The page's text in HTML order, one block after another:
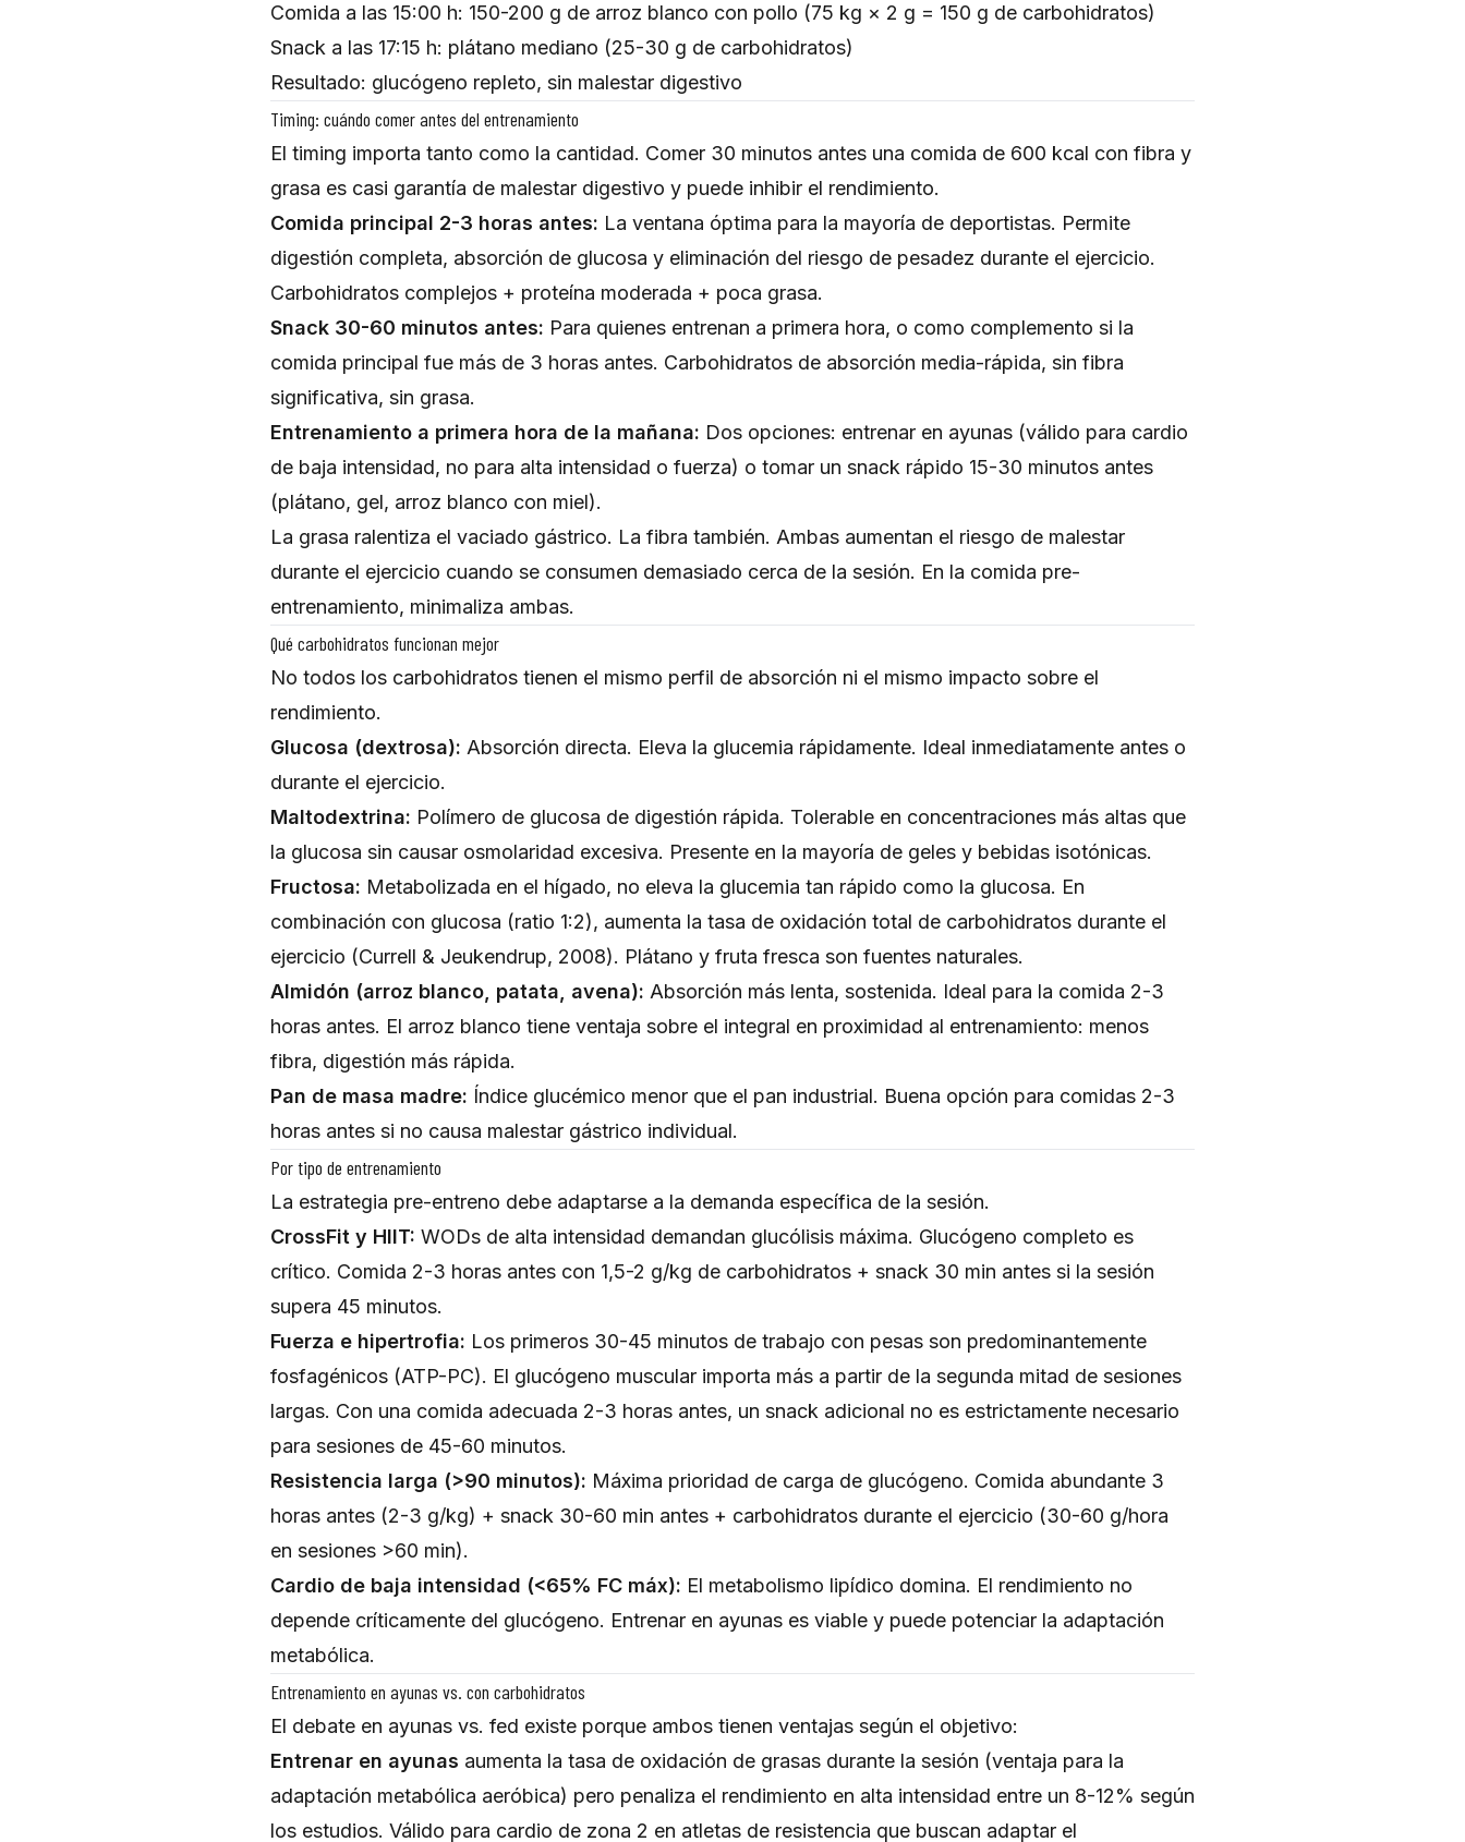
Comida a las 15:00 h: 150-200 g de arroz blanco con pollo (75 kg × 2 g = 150 g de carbohidratos)
Snack a las 17:15 h: plátano mediano (25-30 g de carbohidratos)
Resultado: glucógeno repleto, sin malestar digestivo
Timing: cuándo comer antes del entrenamiento
El timing importa tanto como la cantidad. Comer 30 minutos antes una comida de 600 kcal con fibra y
grasa es casi garantía de malestar digestivo y puede inhibir el rendimiento.
Comida principal 2-3 horas antes: La ventana óptima para la mayoría de deportistas. Permite
digestión completa, absorción de glucosa y eliminación del riesgo de pesadez durante el ejercicio.
Carbohidratos complejos + proteína moderada + poca grasa.
Snack 30-60 minutos antes: Para quienes entrenan a primera hora, o como complemento si la
comida principal fue más de 3 horas antes. Carbohidratos de absorción media-rápida, sin fibra
significativa, sin grasa.
Entrenamiento a primera hora de la mañana: Dos opciones: entrenar en ayunas (válido para cardio
de baja intensidad, no para alta intensidad o fuerza) o tomar un snack rápido 15-30 minutos antes
(plátano, gel, arroz blanco con miel).
La grasa ralentiza el vaciado gástrico. La fibra también. Ambas aumentan el riesgo de malestar
durante el ejercicio cuando se consumen demasiado cerca de la sesión. En la comida pre-
entrenamiento, minimaliza ambas.
Qué carbohidratos funcionan mejor
No todos los carbohidratos tienen el mismo perfil de absorción ni el mismo impacto sobre el
rendimiento.
Glucosa (dextrosa): Absorción directa. Eleva la glucemia rápidamente. Ideal inmediatamente antes o
durante el ejercicio.
Maltodextrina: Polímero de glucosa de digestión rápida. Tolerable en concentraciones más altas que
la glucosa sin causar osmolaridad excesiva. Presente en la mayoría de geles y bebidas isotónicas.
Fructosa: Metabolizada en el hígado, no eleva la glucemia tan rápido como la glucosa. En
combinación con glucosa (ratio 1:2), aumenta la tasa de oxidación total de carbohidratos durante el
ejercicio (Currell & Jeukendrup, 2008). Plátano y fruta fresca son fuentes naturales.
Almidón (arroz blanco, patata, avena): Absorción más lenta, sostenida. Ideal para la comida 2-3
horas antes. El arroz blanco tiene ventaja sobre el integral en proximidad al entrenamiento: menos
fibra, digestión más rápida.
Pan de masa madre: Índice glucémico menor que el pan industrial. Buena opción para comidas 2-3
horas antes si no causa malestar gástrico individual.
Por tipo de entrenamiento
La estrategia pre-entreno debe adaptarse a la demanda específica de la sesión.
CrossFit y HIIT: WODs de alta intensidad demandan glucólisis máxima. Glucógeno completo es
crítico. Comida 2-3 horas antes con 1,5-2 g/kg de carbohidratos + snack 30 min antes si la sesión
supera 45 minutos.
Fuerza e hipertrofia: Los primeros 30-45 minutos de trabajo con pesas son predominantemente
fosfagénicos (ATP-PC). El glucógeno muscular importa más a partir de la segunda mitad de sesiones
largas. Con una comida adecuada 2-3 horas antes, un snack adicional no es estrictamente necesario
para sesiones de 45-60 minutos.
Resistencia larga (>90 minutos): Máxima prioridad de carga de glucógeno. Comida abundante 3
horas antes (2-3 g/kg) + snack 30-60 min antes + carbohidratos durante el ejercicio (30-60 g/hora
en sesiones >60 min).
Cardio de baja intensidad (<65% FC máx): El metabolismo lipídico domina. El rendimiento no
depende críticamente del glucógeno. Entrenar en ayunas es viable y puede potenciar la adaptación
metabólica.
Entrenamiento en ayunas vs. con carbohidratos
El debate en ayunas vs. fed existe porque ambos tienen ventajas según el objetivo:
Entrenar en ayunas aumenta la tasa de oxidación de grasas durante la sesión (ventaja para la
adaptación metabólica aeróbica) pero penaliza el rendimiento en alta intensidad entre un 8-12% según
los estudios. Válido para cardio de zona 2 en atletas de resistencia que buscan adaptar el